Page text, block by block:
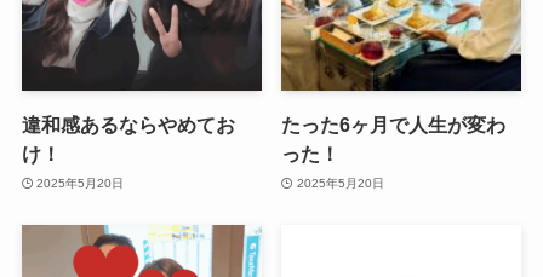
違和感あるならやめてお
け！
2025年5月20日
たった6ヶ月で人生が変わ
った！
2025年5月20日